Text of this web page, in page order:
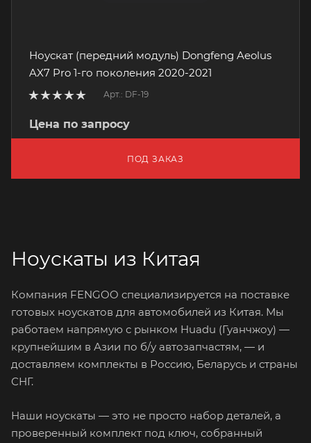
Ноускат (передний модуль) Dongfeng Aeolus
AX7 Pro 1-го поколения 2020-2021
Арт.: DF-19
Цена по запросу
ПОД ЗАКАЗ
Ноускаты из Китая
Компания FENGOO специализируется на поставке
готовых ноускатов для автомобилей из Китая. Мы
работаем напрямую с рынком Huadu (Гуанчжоу) —
крупнейшим в Азии по б/у автозапчастям, — и
доставляем комплекты в Россию, Беларусь и страны
СНГ.
Наши ноускаты — это не просто набор деталей, а
проверенный комплект под ключ, собранный